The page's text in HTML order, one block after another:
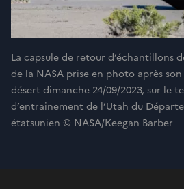
La capsule de retour d’échantillons
de la NASA prise en photo après
désert dimanche 24/09/2023, sur le
d’entrainement de l’Utah du
étatsunien © NASA/Keegan Barber